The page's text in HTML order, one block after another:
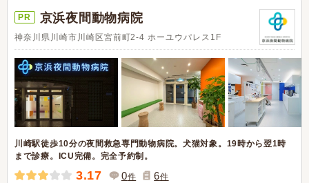
PR 京浜夜間動物病院
神奈川県川崎市川崎区宮前町2-4 ホーユウパレス1F
川崎駅徒歩10分の夜間救急専門動物病院。犬猫対象。19時から翌1時
まで診療。ICU完備。完全予約制。
3.17 0件 6件